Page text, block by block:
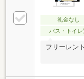
礼金なし
バス・トイレ
フリーレン